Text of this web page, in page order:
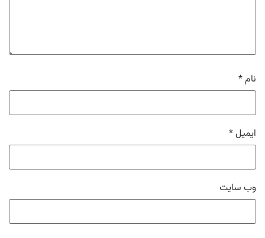
نام*
ایمیل*
وب‌ سایت